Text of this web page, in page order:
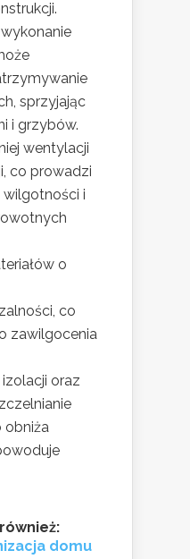
sprzyjając
i grzybów.
wentylacji
co prowadzi
i
o
co
zawilgocenia
oraz
obniża
domu